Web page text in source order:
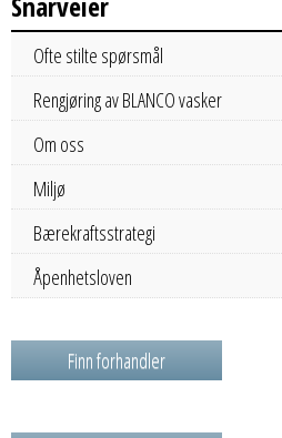
Ofte stilte spørsmål
Rengjøring av BLANCO vasker
Om oss
Miljø
Bærekraftsstrategi
Åpenhetsloven
Finn forhandler